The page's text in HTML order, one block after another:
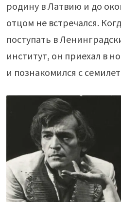
родину в Латвию и до
отцом не встречался.
поступать в
институт, он приехал в
и познакомился с